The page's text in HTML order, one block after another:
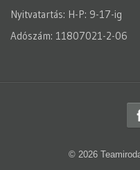
Nyitvatartás: H-P: 9-17-ig
Adószám: 11807021-2-06
© 2026